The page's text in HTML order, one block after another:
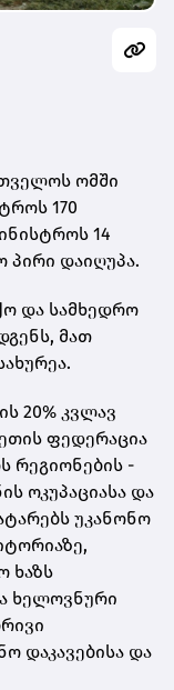
ომში
170
14
პირი დაიღუპა.
და სამხედრო
მათ
20% კვლავ
ფედერაცია
რეგიონების -
ოკუპაციასა და
უკანონო
ხაზს
ხელოვნური
დაკავებისა და